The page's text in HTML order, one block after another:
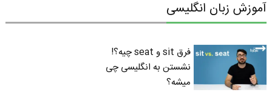
آموزش زبان انگلیسی
فرق sit و seat چیه؟!
نشستن به انگلیسی چی
میشه؟